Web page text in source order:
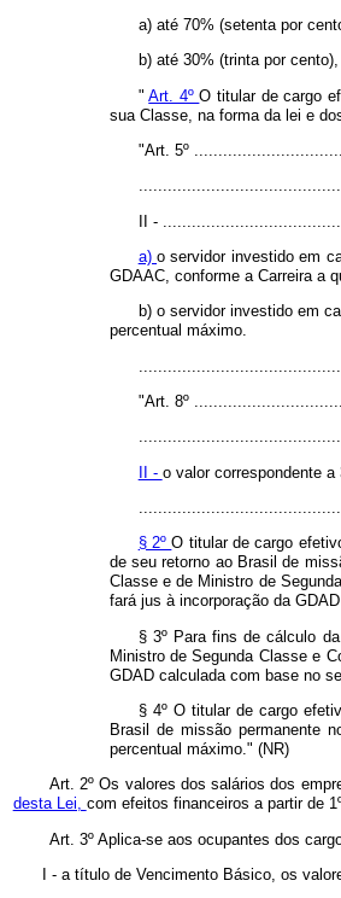
a) até 70% (setenta por
b) até 30% (trinta por
"Art. 4ºO titular de cargo
sua Classe, na forma da lei e
"Art. 5º
II -
a)o servidor investido em
GDAAC, conforme a Carreira a
b) o servidor investido em
percentual máximo.
"Art. 8º
II - o valor correspondente
§ 2ºO titular de cargo
de seu retorno ao Brasil de
Classe e de Ministro de
fará jus à incorporação da
§ 3º Para fins de cálculo
Ministro de Segunda Classe e
GDAD calculada com base no
§ 4º O titular de cargo
Brasil de missão permanente
percentual máximo." (NR)
Art. 2º Os valores dos salários dos
desta Lei, com efeitos financeiros a partir de
Art. 3º Aplica-se aos ocupantes dos
I - a título de Vencimento Básico, os